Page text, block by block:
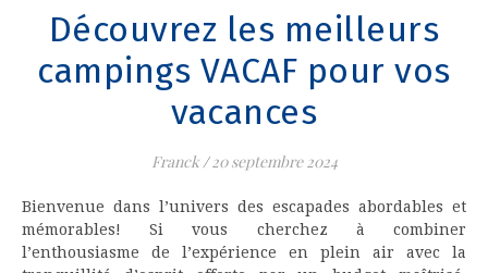
Découvrez les meilleurs
campings VACAF pour vos
vacances
Franck/ 20 septembre 2024
Bienvenue dans l’univers des escapades abordables et
mémorables! Si vous cherchez à combiner
l’enthousiasme de l’expérience en plein air avec la